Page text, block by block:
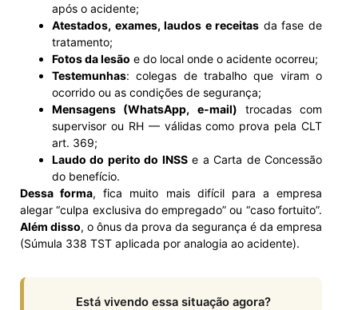
após o acidente;
Atestados, exames, laudos e receitas da fase de
tratamento;
Fotos da lesão e do local onde o acidente ocorreu;
Testemunhas: colegas de trabalho que viram o
ocorrido ou as condições de segurança;
Mensagens (WhatsApp, e-mail) trocadas com
supervisor ou RH — válidas como prova pela CLT
art. 369;
Laudo do perito do INSSe a Carta de Concessão
do benefício.
Dessa forma, fica muito mais difícil para a empresa
alegar “culpa exclusiva do empregado” ou “caso fortuito”.
Além disso, o ônus da prova da segurança é da empresa
(Súmula 338 TST aplicada por analogia ao acidente).
Está vivendo essa situação agora?